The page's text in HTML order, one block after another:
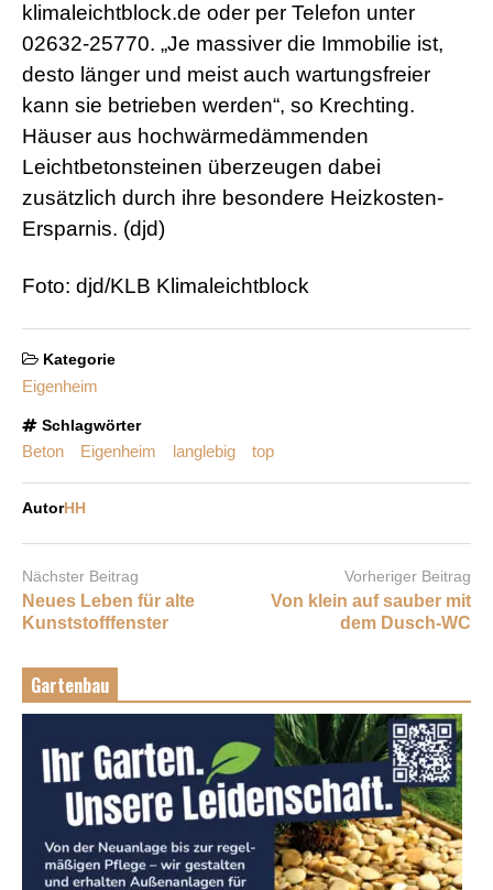
klimaleichtblock.de oder per Telefon unter
02632-25770. „Je massiver die Immobilie ist,
desto länger und meist auch wartungsfreier
kann sie betrieben werden“, so Krechting.
Häuser aus hochwärmedämmenden
Leichtbetonsteinen überzeugen dabei
zusätzlich durch ihre besondere Heizkosten-
Ersparnis. (djd)
Foto: djd/KLB Klimaleichtblock
Kategorie
Eigenheim
Schlagwörter
Beton Eigenheim langlebig top
AutorHH
Nächster Beitrag
Neues Leben für alte
Kunststofffenster
Vorheriger Beitrag
Von klein auf sauber mit
dem Dusch-WC
Gartenbau